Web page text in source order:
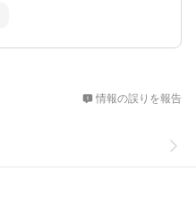
情報の誤りを報告